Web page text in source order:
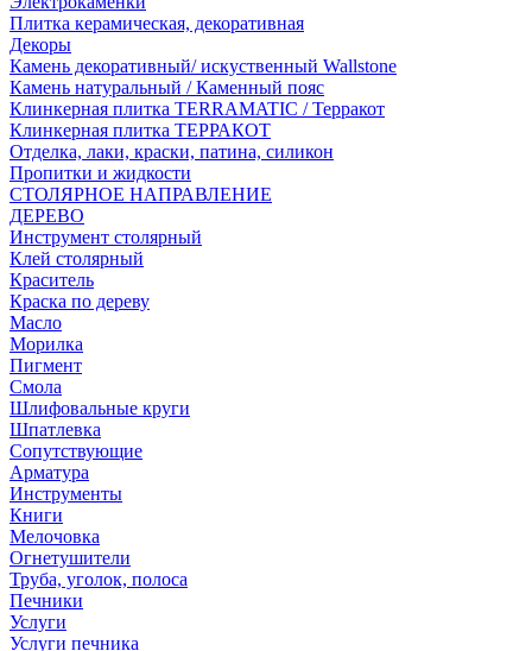
Плитка керамическая, декоративная
Декоры
Камень декоративный/ искуственный Wallstone
Камень натуральный / Каменный пояс
Клинкерная плитка TERRAMATIC / Терракот
Клинкерная плитка ТЕРРАКОТ
Отделка, лаки, краски, патина, силикон
Пропитки и жидкости
СТОЛЯРНОЕ НАПРАВЛЕНИЕ
ДЕРЕВО
Инструмент столярный
Клей столярный
Краситель
Краска по дереву
Масло
Морилка
Пигмент
Смола
Шлифовальные круги
Шпатлевка
Сопутствующие
Арматура
Инструменты
Книги
Мелочовка
Огнетушители
Труба, уголок, полоса
Печники
Услуги
Услуги печника